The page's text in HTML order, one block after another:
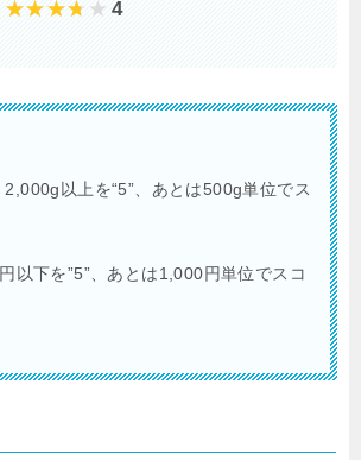
4
2,000g 以上を“5” 、あとは500g単位でス
円以下を”5” 、あとは1,000円単位でスコ